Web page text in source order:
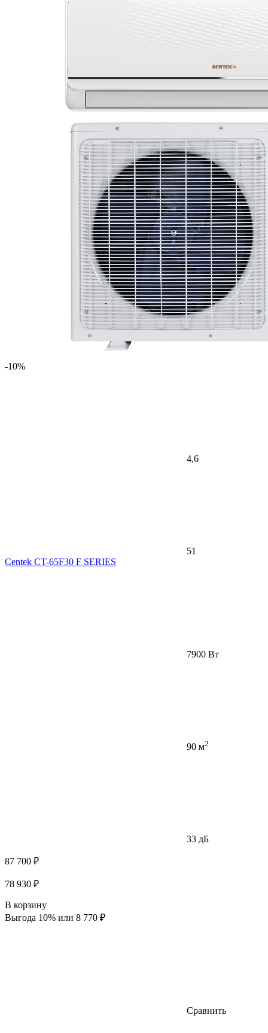
-10%
4,6
51
Centek CT-65F30 F SERIES
7900 Вт
90 м2
33 дБ
87 700 ₽
78 930 ₽
В корзину
Выгода 10% или 8 770 ₽
Сравнить